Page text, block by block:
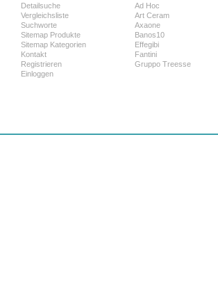
Detailsuche
Vergleichsliste
Suchworte
Sitemap Produkte
Sitemap Kategorien
Kontakt
Registrieren
Einloggen
Ad Hoc
Art Ceram
Axaone
Banos10
Effegibi
Fantini
Gruppo Treesse